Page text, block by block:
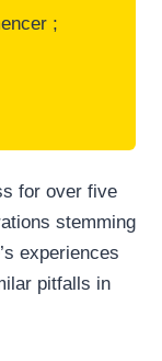
;
for over five
stemming
experiences
pitfalls in